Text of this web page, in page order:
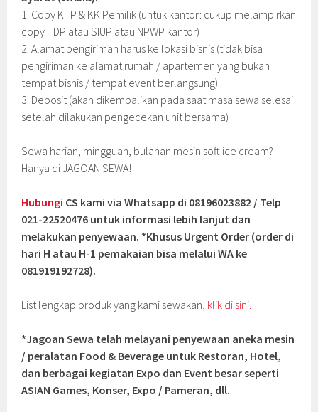
1. Copy KTP & KK Pemilik (untuk kantor: cukup melampirkan
copy TDP atau SIUP atau NPWP kantor)
2. Alamat pengiriman harus ke lokasi bisnis (tidak bisa
pengiriman ke alamat rumah / apartemen yang bukan
tempat bisnis / tempat event berlangsung)
3. Deposit (akan dikembalikan pada saat masa sewa selesai
setelah dilakukan pengecekan unit bersama)
Sewa harian, mingguan, bulanan mesin soft ice cream?
Hanya di JAGOAN SEWA!
Hubungi CS kami via Whatsapp di 08196023882 / Telp
021-22520476 untuk informasi lebih lanjut dan
melakukan penyewaan. *Khusus Urgent Order (order di
hari H atau H-1 pemakaian bisa melalui WA ke
081919192728).
List lengkap produk yang kami sewakan, klik di sini.
*Jagoan Sewa telah melayani penyewaan aneka mesin
/ peralatan Food & Beverage untuk Restoran, Hotel,
dan berbagai kegiatan Expo dan Event besar seperti
ASIAN Games, Konser, Expo / Pameran, dll.